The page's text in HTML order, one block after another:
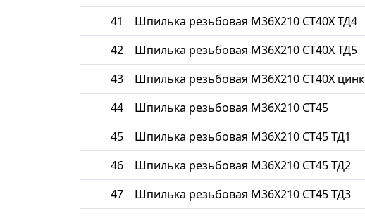
41 Шпилька резьбовая М36Х210 СТ40Х ТД4
42 Шпилька резьбовая М36Х210 СТ40Х ТД5
43 Шпилька резьбовая М36Х210 СТ40Х цинк
44 Шпилька резьбовая М36Х210 СТ45
45 Шпилька резьбовая М36Х210 СТ45 ТД1
46 Шпилька резьбовая М36Х210 СТ45 ТД2
47 Шпилька резьбовая М36Х210 СТ45 ТД3